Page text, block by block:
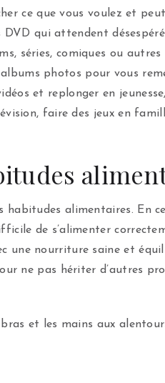
ce que vous voulez et
DVD qui attendent
séries, comiques ou autres
photos pour vous
et replonger en
faire des jeux en
habitudes alimentaires. En
de s’alimenter
une nourriture saine et
ne pas hériter d’autres
et les mains aux